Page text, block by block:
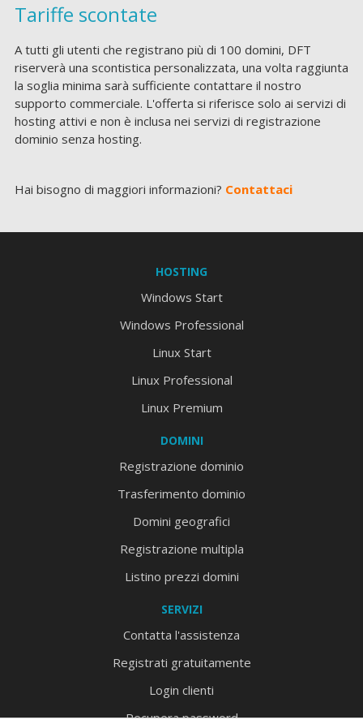
Tariffe scontate
A tutti gli utenti che registrano più di 100 domini, DFT
riserverà una scontistica personalizzata, una volta raggiunta
la soglia minima sarà sufficiente contattare il nostro
supporto commerciale. L'offerta si riferisce solo ai servizi di
hosting attivi e non è inclusa nei servizi di registrazione
dominio senza hosting.
Hai bisogno di maggiori informazioni? Contattaci
HOSTING
Windows Start
Windows Professional
Linux Start
Linux Professional
Linux Premium
DOMINI
Registrazione dominio
Trasferimento dominio
Domini geografici
Registrazione multipla
Listino prezzi domini
SERVIZI
Contatta l'assistenza
Registrati gratuitamente
Login clienti
Recupera password